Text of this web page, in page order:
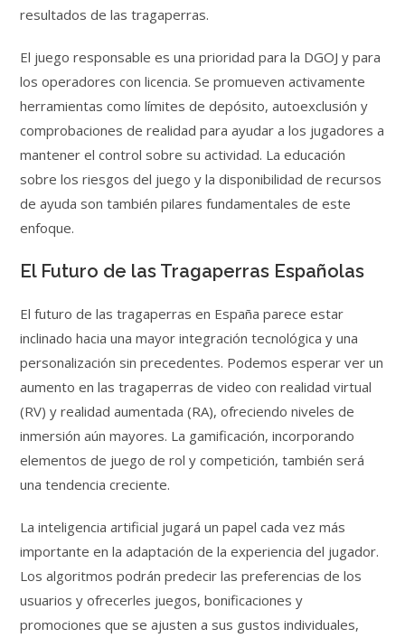
resultados de las tragaperras.
El juego responsable es una prioridad para la DGOJ y para
los operadores con licencia. Se promueven activamente
herramientas como límites de depósito, autoexclusión y
comprobaciones de realidad para ayudar a los jugadores a
mantener el control sobre su actividad. La educación
sobre los riesgos del juego y la disponibilidad de recursos
de ayuda son también pilares fundamentales de este
enfoque.
El Futuro de las Tragaperras Españolas
El futuro de las tragaperras en España parece estar
inclinado hacia una mayor integración tecnológica y una
personalización sin precedentes. Podemos esperar ver un
aumento en las tragaperras de video con realidad virtual
(RV) y realidad aumentada (RA), ofreciendo niveles de
inmersión aún mayores. La gamificación, incorporando
elementos de juego de rol y competición, también será
una tendencia creciente.
La inteligencia artificial jugará un papel cada vez más
importante en la adaptación de la experiencia del jugador.
Los algoritmos podrán predecir las preferencias de los
usuarios y ofrecerles juegos, bonificaciones y
promociones que se ajusten a sus gustos individuales,